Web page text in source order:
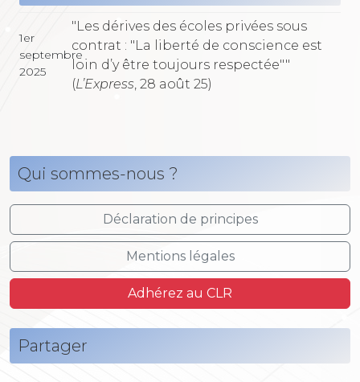
1er
septembre
2025
"Les dérives des écoles privées sous
contrat : "La liberté de conscience est
loin d’y être toujours respectée""
(L’Express , 28 août 25)
Qui sommes-nous ?
Déclaration de principes
Mentions légales
Adhérez au CLR
Partager